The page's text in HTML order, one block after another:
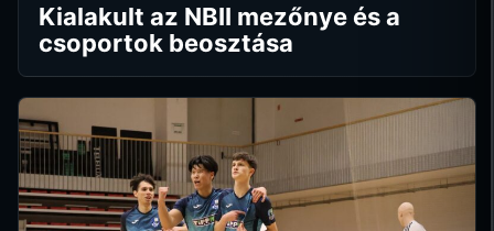
Kialakult az NBII mezőnye és a
csoportok beosztása